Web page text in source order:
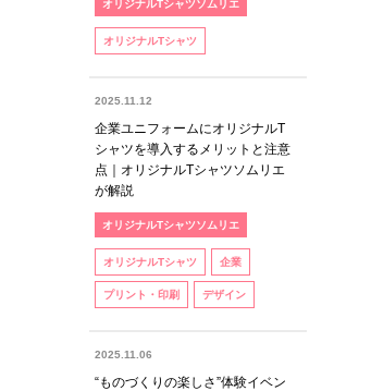
オリジナルTシャツソムリエ
オリジナルTシャツ
2025.11.12
企業ユニフォームにオリジナルT
シャツを導入するメリットと注意
点｜オリジナルTシャツソムリエ
が解説
オリジナルTシャツソムリエ
オリジナルTシャツ 企業
プリント・印刷 デザイン
2025.11.06
“ものづくりの楽しさ”体験イベン